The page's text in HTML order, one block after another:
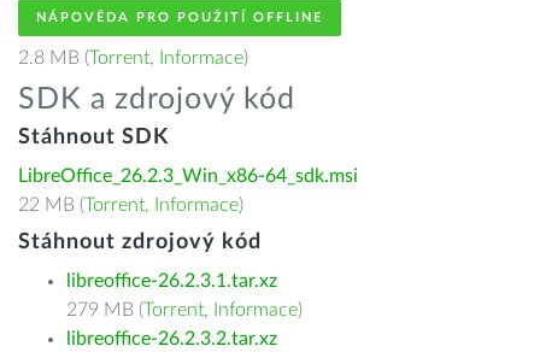
NÁPOVĚDA PRO POUŽITÍ OFFLINE
2.8 MB (Torrent, Informace)
SDK a zdrojový kód
Stáhnout SDK
LibreOffice_26.2.3_Win_x86-64_sdk.msi
22 MB (Torrent, Informace)
Stáhnout zdrojový kód
libreoffice-26.2.3.1.tar.xz
279 MB (Torrent, Informace)
libreoffice-26.2.3.2.tar.xz